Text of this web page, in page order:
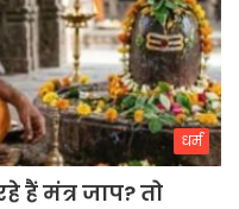
धर्म
हैं मंत्र जाप? तो